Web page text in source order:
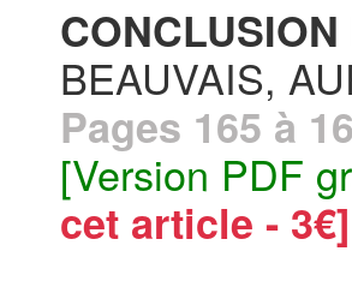
BEAUVAIS,
Pages 165 à
[Version PDF
cet article - 3€]